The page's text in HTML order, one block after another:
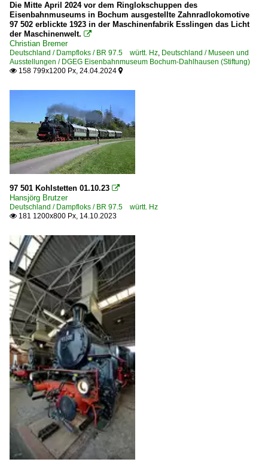
Die Mitte April 2024 vor dem Ringlokschuppen des
Eisenbahnmuseums in Bochum ausgestellte Zahnradlokomotive
97 502 erblickte 1923 in der Maschinenfabrik Esslingen das Licht
der Maschinenwelt. 
Christian Bremer
Deutschland / Dampfloks / BR 97.5 württ. Hz, Deutschland / Museen und
Ausstellungen / DGEG Eisenbahnmuseum Bochum-Dahlhausen (Stiftung)
 158 799x1200 Px, 24.04.2024 
97 501 Kohlstetten 01.10.23 
Hansjörg Brutzer
Deutschland / Dampfloks / BR 97.5 württ. Hz
 181 1200x800 Px, 14.10.2023